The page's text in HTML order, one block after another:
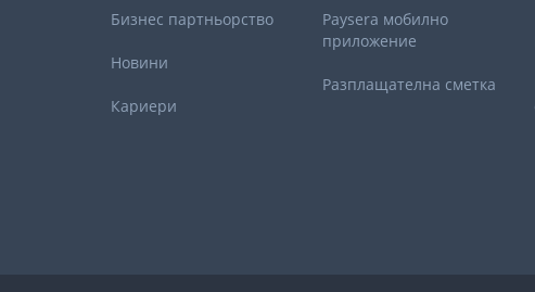
Бизнес партньорствo
Новини
Кариери
Paysera мобилно
приложение
Разплащателна сметка